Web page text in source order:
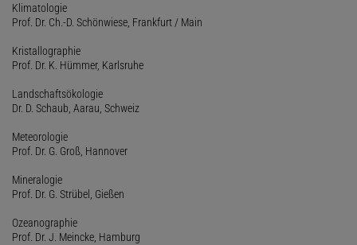
Klimatologie
Prof. Dr. Ch.-D. Schönwiese, Frankfurt / Main
Kristallographie
Prof. Dr. K. Hümmer, Karlsruhe
Landschaftsökologie
Dr. D. Schaub, Aarau, Schweiz
Meteorologie
Prof. Dr. G. Groß, Hannover
Mineralogie
Prof. Dr. G. Strübel, Gießen
Ozeanographie
Prof. Dr. J. Meincke, Hamburg